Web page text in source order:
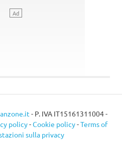
- P. IVA IT15161311004 -
policy-Cookie policy-Terms of
sulla privacy